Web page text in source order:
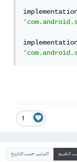
1
التقييم الترتيب حسب التاريخ